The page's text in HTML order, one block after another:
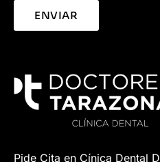
ENVIAR
Pide Cita en Cínica Dental